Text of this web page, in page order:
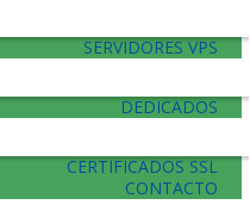
SERVIDORES VPS
DEDICADOS
CERTIFICADOS SSL
CONTACTO